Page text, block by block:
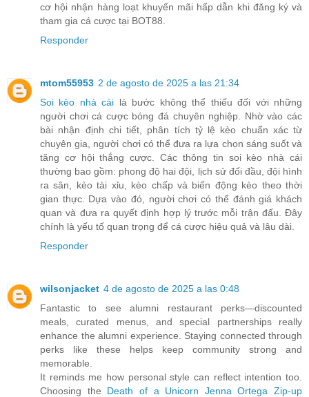
cơ hội nhận hàng loạt khuyến mãi hấp dẫn khi đăng ký và
tham gia cá cược tại BOT88.
Responder
mtom55953 2 de agosto de 2025 a las 21:34
Soi kèo nhà cái là bước không thể thiếu đối với những
người chơi cá cược bóng đá chuyên nghiệp. Nhờ vào các
bài nhận định chi tiết, phân tích tỷ lệ kèo chuẩn xác từ
chuyên gia, người chơi có thể đưa ra lựa chọn sáng suốt và
tăng cơ hội thắng cược. Các thông tin soi kèo nhà cái
thường bao gồm: phong độ hai đội, lịch sử đối đầu, đội hình
ra sân, kèo tài xỉu, kèo chấp và biến động kèo theo thời
gian thực. Dựa vào đó, người chơi có thể đánh giá khách
quan và đưa ra quyết định hợp lý trước mỗi trận đấu. Đây
chính là yếu tố quan trọng để cá cược hiệu quả và lâu dài.
Responder
wilsonjacket 4 de agosto de 2025 a las 0:48
Fantastic to see alumni restaurant perks—discounted
meals, curated menus, and special partnerships really
enhance the alumni experience. Staying connected through
perks like these helps keep community strong and
memorable.
It reminds me how personal style can reflect intention too.
Choosing the Death of a Unicorn Jenna Ortega Zip‑up